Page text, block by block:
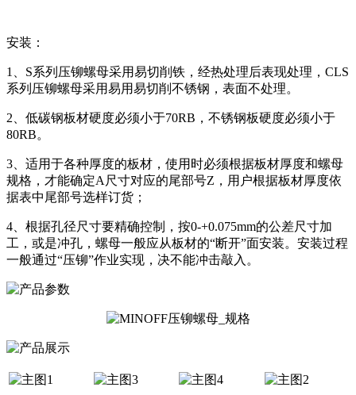
安装：
1、S系列压铆螺母采用易切削铁，经热处理后表现处理，CLS
系列压铆螺母采用易用易切削不锈钢，表面不处理。
2、低碳钢板材硬度必须小于70RB，不锈钢板硬度必须小于
80RB。
3、适用于各种厚度的板材，使用时必须根据板材厚度和螺母
规格，才能确定A尺寸对应的尾部号Z，用户根据板材厚度依
据表中尾部号选样订货；
4、根据孔径尺寸要精确控制，按0-+0.075mm的公差尺寸加
工，或是冲孔，螺母一般应从板材的“断开”面安装。安装过程
一般通过“压铆”作业实现，决不能冲击敲入。